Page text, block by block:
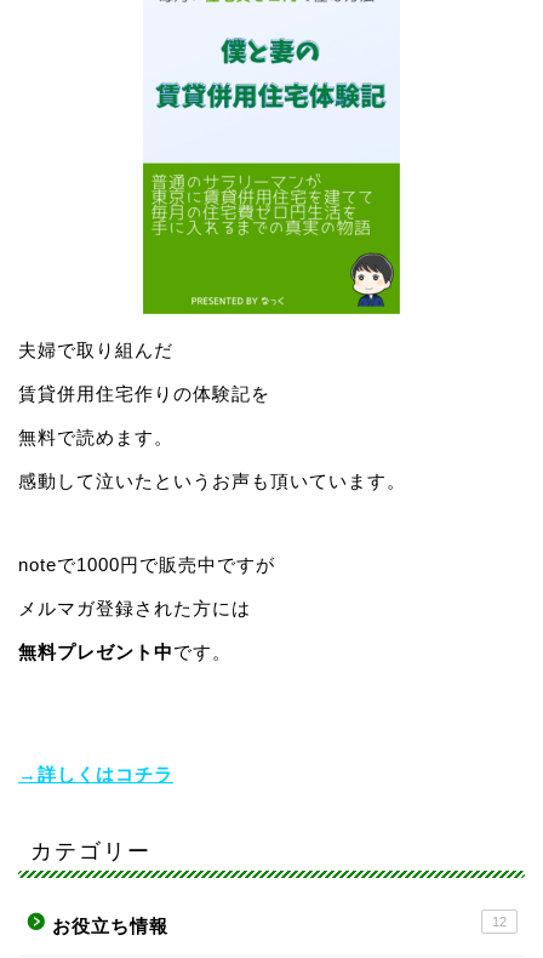
夫婦で取り組んだ
賃貸併用住宅作りの体験記を
無料で読めます。
感動して泣いたというお声も頂いています。
noteで1000円で販売中ですが
メルマガ登録された方には
無料プレゼント中です。
→詳しくはコチラ
カテゴリー
お役立ち情報 12